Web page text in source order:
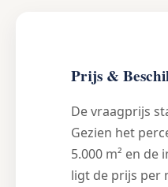
Prijs &
De vraagprijs
Gezien het
5.000 m² en de
ligt de prijs per